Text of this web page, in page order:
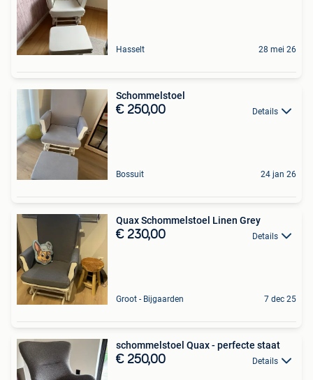
Hasselt 28 mei 26
Schommelstoel
€ 250,00 Details
Bossuit 24 jan 26
Quax Schommelstoel Linen Grey
€ 230,00 Details
Groot - Bijgaarden 7 dec 25
schommelstoel Quax - perfecte staat
€ 250,00 Details